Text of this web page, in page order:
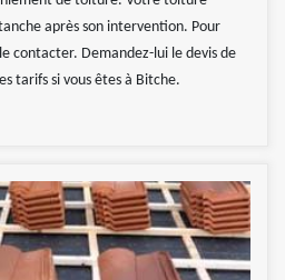
après son intervention. Pour
contacter. Demandez-lui le devis de
tarifs si vous êtes à Bitche.